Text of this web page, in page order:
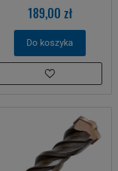
189,00 zł
Do koszyka